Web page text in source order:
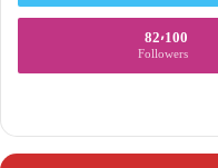
82٬100
Followers